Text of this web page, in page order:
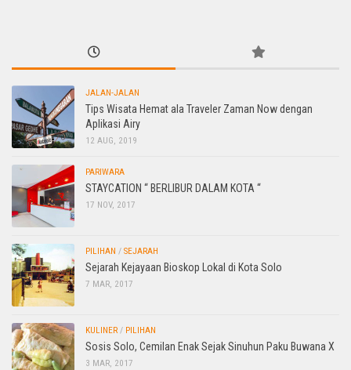
JALAN-JALAN
Tips Wisata Hemat ala Traveler Zaman Now dengan
Aplikasi Airy
12 AUG, 2019
PARIWARA
STAYCATION “ BERLIBUR DALAM KOTA “
17 NOV, 2017
PILIHAN / SEJARAH
Sejarah Kejayaan Bioskop Lokal di Kota Solo
7 MAR, 2017
KULINER / PILIHAN
Sosis Solo, Cemilan Enak Sejak Sinuhun Paku Buwana X
3 MAR, 2017